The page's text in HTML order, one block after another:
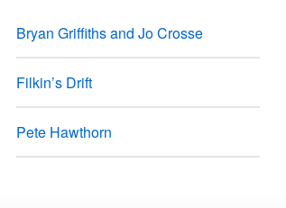
Bryan Griffiths and Jo Crosse
Filkin’s Drift
Pete Hawthorn